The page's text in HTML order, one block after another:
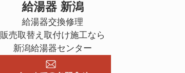
給湯器 新潟
給湯器交換修理
販売取替え取付け施工なら
新潟給湯器センター